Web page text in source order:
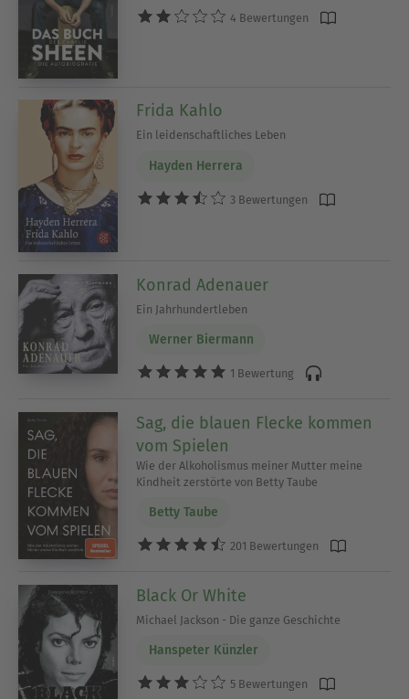
4 Bewertungen
Frida Kahlo
Ein leidenschaftliches Leben
Hayden Herrera
3 Bewertungen
Konrad Adenauer
Ein Jahrhundertleben
Werner Biermann
1 Bewertung
Sag, die blauen Flecke kommen
vom Spielen
Wie der Alkoholismus meiner Mutter meine
Kindheit zerstörte von Betty Taube
Betty Taube
201 Bewertungen
Black Or White
Michael Jackson - Die ganze Geschichte
Hanspeter Künzler
5 Bewertungen